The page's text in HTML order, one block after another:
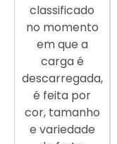
classificado
no momento
em que a
carga é
descarregada,
é feita por
cor, tamanho
e variedade